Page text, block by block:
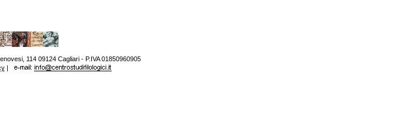
114 09124 Cagliari - P.IVA 01850960905
|